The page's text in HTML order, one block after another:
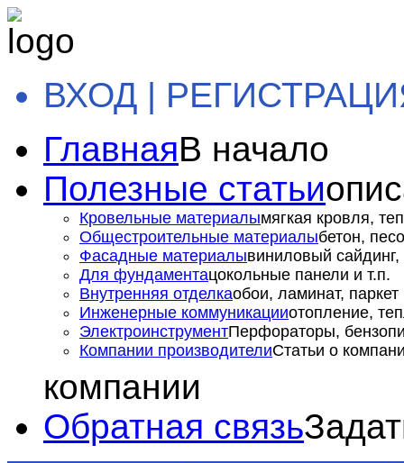
ВХОД |
ГлавнаяВ начало
Полезные статьи
Кровельные материалымягкая кровля,
Общестроительные материалыбетон,
Фасадные материалывиниловый сайдинг,
Для фундаментацокольные панели и т.п.
Внутренняя отделкаобои, ламинат, паркет
Инженерные коммуникацииотопление,
ЭлектроинструментПерфораторы,
Компании производителиСтатьи о
компании
Обратная связь